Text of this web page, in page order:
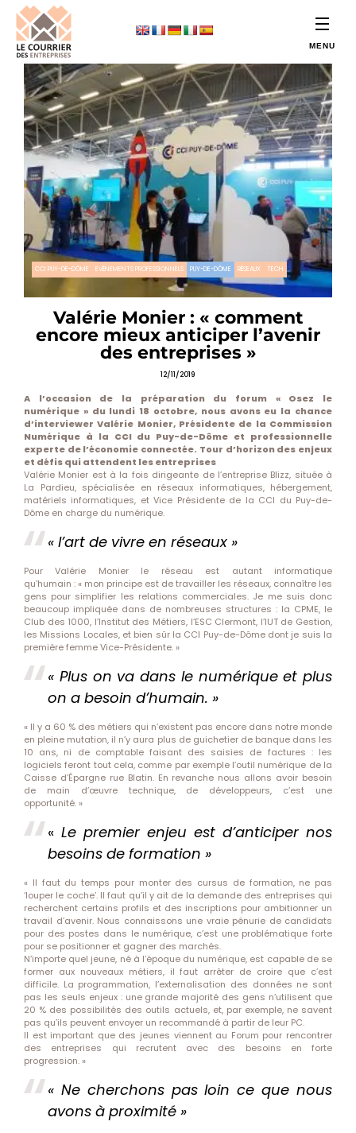
CCI PUY-DE-DÔME EVÉNEMENTS PROFESSIONNELS PUY-DE-DÔME RÉSEAUX TECH
Valérie Monier : « comment
encore mieux anticiper l’avenir
des entreprises »
12/11/2019
A l’occasion de la préparation du forum « Osez le
numérique » du lundi 18 octobre, nous avons eu la chance
d’interviewer Valérie Monier, Présidente de la Commission
Numérique à la CCI du Puy-de-Dôme et professionnelle
experte de l’économie connectée. Tour d’horizon des enjeux
et défis qui attendent les entreprises
Valérie Monier est à la fois dirigeante de l’entreprise Blizz, située à
La Pardieu, spécialisée en réseaux informatiques, hébergement,
matériels informatiques, et Vice Présidente de la CCI du Puy-de-
Dôme en charge du numérique.
« l’art de vivre en réseaux »
Pour Valérie Monier le réseau est autant informatique
qu’humain : « mon principe est de travailler les réseaux, connaître les
gens pour simplifier les relations commerciales. Je me suis donc
beaucoup impliquée dans de nombreuses structures : la CPME, le
Club des 1000, l’Institut des Métiers, l’ESC Clermont, l’IUT de Gestion,
les Missions Locales, et bien sûr la CCI Puy-de-Dôme dont je suis la
première femme Vice-Présidente. »
« Plus on va dans le numérique et plus
on a besoin d’humain. »
« Il y a 60 % des métiers qui n’existent pas encore dans notre monde
en pleine mutation, il n’y aura plus de guichetier de banque dans les
10 ans, ni de comptable faisant des saisies de factures : les
logiciels feront tout cela, comme par exemple l’outil numérique de la
Caisse d’Épargne rue Blatin. En revanche nous allons avoir besoin
de main d’œuvre technique, de développeurs, c’est une
opportunité. »
« Le premier enjeu est d’anticiper nos
besoins de formation »
« Il faut du temps pour monter des cursus de formation, ne pas
‘louper le coche’. Il faut qu’il y ait de la demande des entreprises qui
recherchent certains profils et des inscriptions pour ambitionner un
travail d’avenir. Nous connaissons une vraie pénurie de candidats
pour des postes dans le numérique, c’est une problématique forte
pour se positionner et gagner des marchés.
N’importe quel jeune, né à l’époque du numérique, est capable de se
former aux nouveaux métiers, il faut arrêter de croire que c’est
difficile. La programmation, l’externalisation des données ne sont
pas les seuls enjeux : une grande majorité des gens n’utilisent que
20 % des possibilités des outils actuels, et, par exemple, ne savent
pas qu’ils peuvent envoyer un recommandé à partir de leur PC.
Il est important que des jeunes viennent au Forum pour rencontrer
des entreprises qui recrutent avec des besoins en forte
progression. »
« Ne cherchons pas loin ce que nous
avons à proximité »